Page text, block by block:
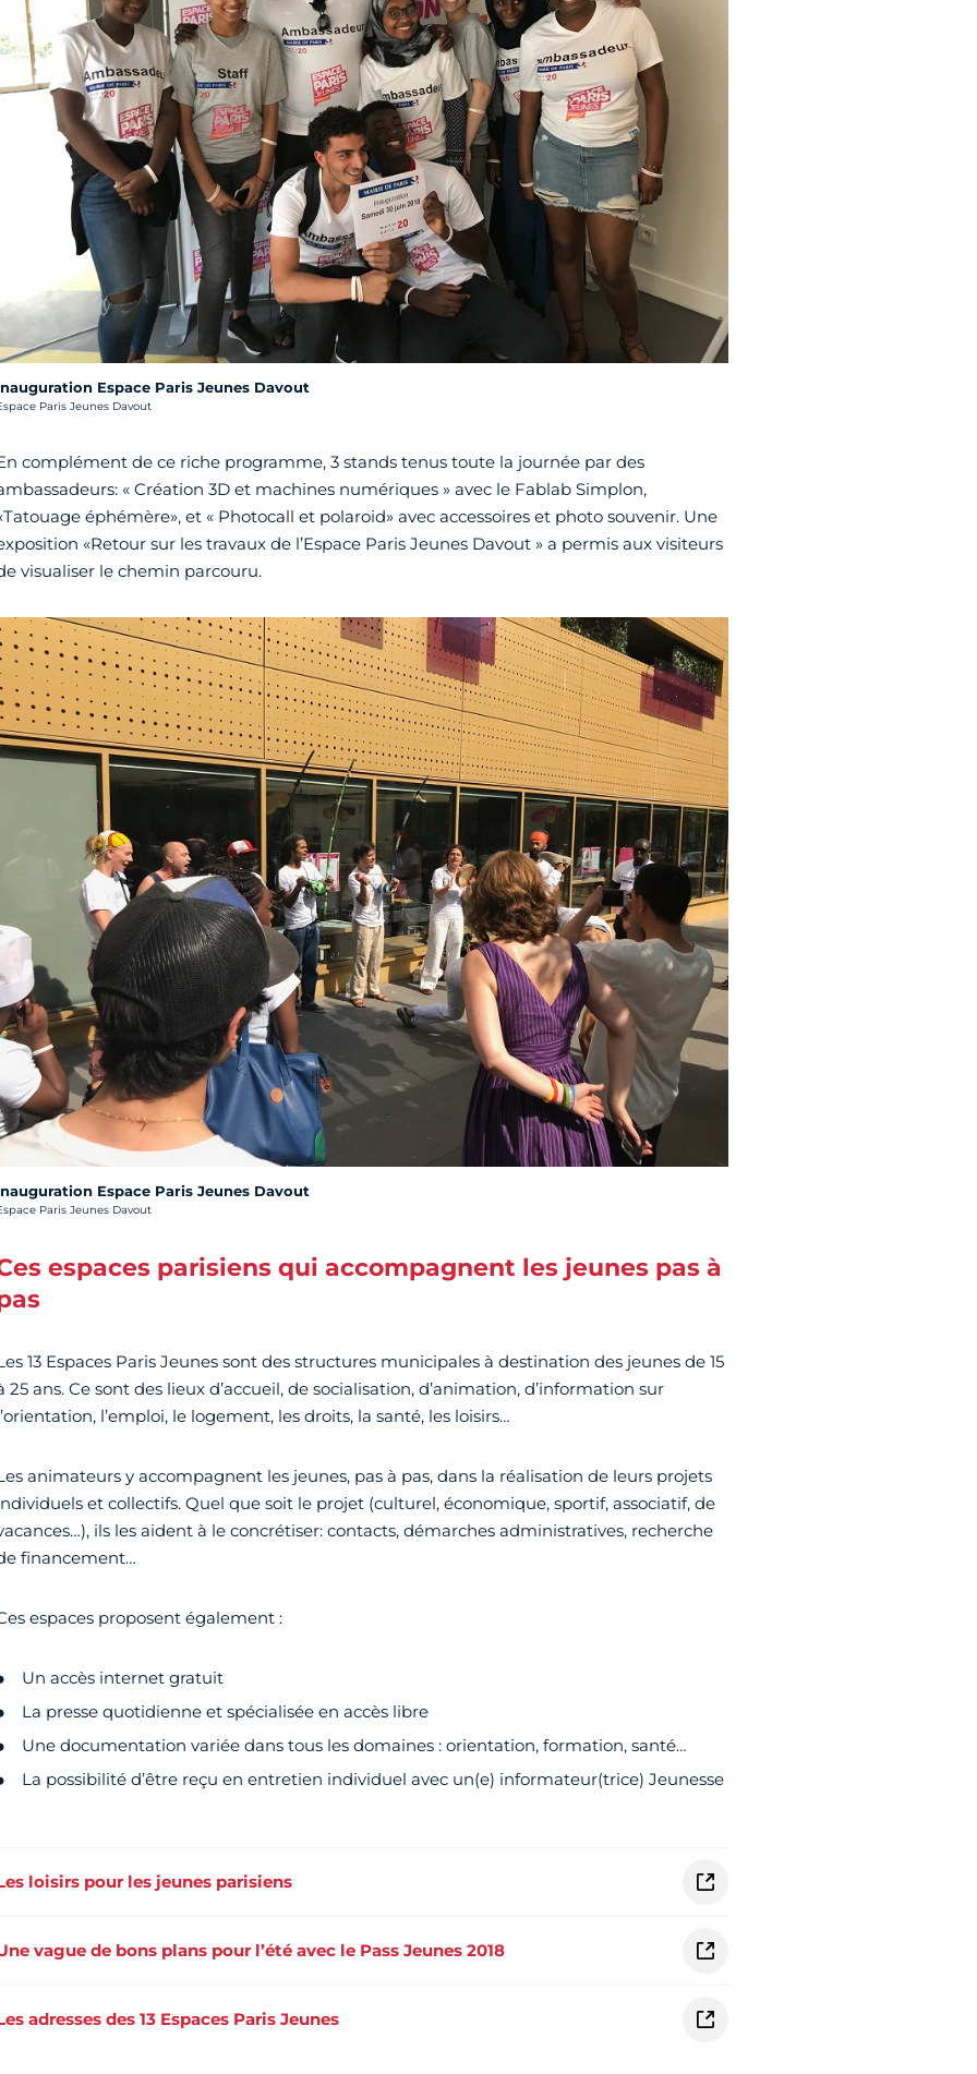
Espace Paris Jeunes Davout
photo :
Paris Jeunes Davout
complément de ce riche programme, 3 stands tenus toute la journée par des
« Création 3D et machines numériques » avec le Fablab Simplon,
éphémère», et « Photocall et polaroid» avec accessoires et photo souvenir. Une
«Retour sur les travaux de l’Espace Paris Jeunes Davout » a permis aux visiteurs
visualiser le chemin parcouru.
Espace Paris Jeunes Davout
photo :
Paris Jeunes Davout
espaces parisiens qui accompagnent les jeunes pas à
13 Espaces Paris Jeunes sont des structures municipales à destination des jeunes de 15
25 ans. Ce sont des lieux d’accueil, de socialisation, d’animation, d’information sur
l’emploi, le logement, les droits, la santé, les loisirs…
animateurs y accompagnent les jeunes, pas à pas, dans la réalisation de leurs projets
et collectifs. Quel que soit le projet (culturel, économique, sportif, associatif, de
ils les aident à le concrétiser: contacts, démarches administratives, recherche
financement…
espaces proposent également :
Un accès internet gratuit
La presse quotidienne et spécialisée en accès libre
Une documentation variée dans tous les domaines : orientation, formation, santé…
La possibilité d’être reçu en entretien individuel avec un(e) informateur(trice) Jeunesse
loisirs pour les jeunes parisiens
vague de bons plans pour l’été avec le Pass Jeunes 2018
adresses des 13 Espaces Paris Jeunes